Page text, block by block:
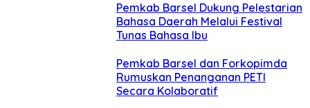
Pemkab Barsel Dukung Pelestarian
Bahasa Daerah Melalui Festival
Tunas Bahasa Ibu
Pemkab Barsel dan Forkopimda
Rumuskan Penanganan PETI
Secara Kolaboratif